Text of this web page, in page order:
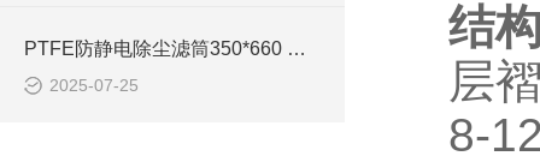
PTFE防静电除尘滤筒350*660 效率
2025-07-25
结
层
8-